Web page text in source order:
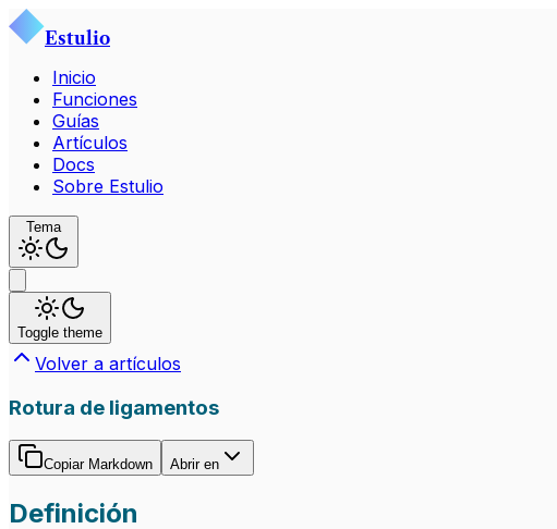
Estulio
Inicio
Funciones
Guías
Artículos
Docs
Sobre Estulio
Tema
Toggle theme
Volver a artículos
Rotura de ligamentos
Copiar Markdown Abrir en
Definición